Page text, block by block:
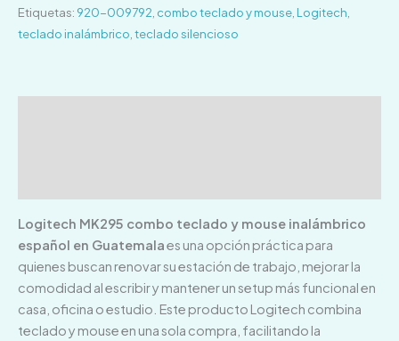
Etiquetas: 920-009792 combo teclado y mouse Logitech
teclado inalámbrico teclado silencioso
Logitech MK295 combo teclado y mouse inalámbrico
español en Guatemalaes una opción práctica para
quienes buscan renovar su estación de trabajo, mejorar la
comodidad al escribir y mantener un setup más funcional en
casa, oficina o estudio. Este producto Logitech combina
teclado y mouse en una sola compra, facilitando la